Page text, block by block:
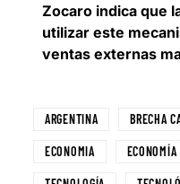
Zocaro indica que
utilizar este
ventas externas
ARGENTINA BRECHA
ECONOMIA